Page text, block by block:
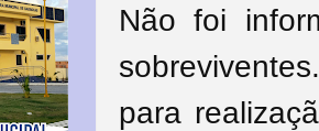
Não foi
para